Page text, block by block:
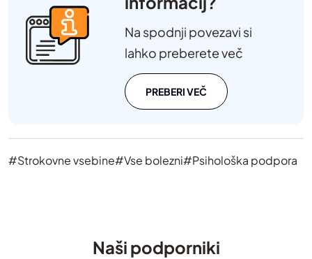
Na spodnji povezavi si
lahko preberete več
PREBERI VEČ
#Strokovne vsebine#Vse bolezni#Psihološka podpora
Naši podporniki